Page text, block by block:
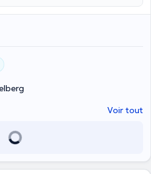
selon vos besoins. Mon
Voir tout